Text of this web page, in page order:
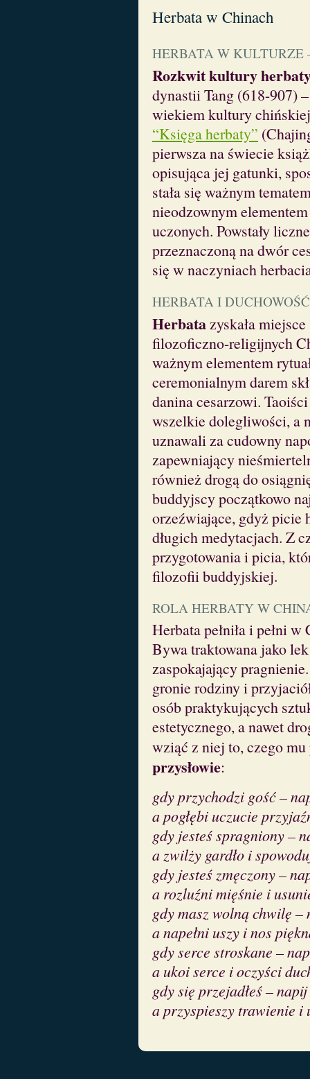
Herbata w Chinach
HERBATA W KULTURZE
Rozkwit kultury
dynastii Tang (618-907)
wiekiem kultury
“Księga herbaty”
pierwsza na świecie
opisująca jej gatunki,
stała się ważnym
nieodzownym
uczonych. Powstały
przeznaczoną na dwór
się w naczyniach
HERBATA I DUCHOWOŚĆ
Herbatazyskała
filozoficzno-religijnych
ważnym elementem
ceremonialnym darem
danina cesarzowi.
wszelkie dolegliwości, a
uznawali za cudowny
zapewniający
również drogą do
buddyjscy początkowo
orzeźwiające, gdyż picie
długich medytacjach. Z
przygotowania i picia,
filozofii buddyjskiej.
ROLA HERBATY W
Herbata pełniła i pełni
Bywa traktowana jako
zaspokajający
gronie rodziny i
osób praktykujących
estetycznego, a nawet
wziąć z niej to, czego
przysłowie:
gdy przychodzi gość –
a pogłębi uczucie
gdy jesteś spragniony –
a zwilży gardło i
gdy jesteś zmęczony –
a rozluźni mięśnie i
gdy masz wolną chwilę –
a napełni uszy i nos
gdy serce stroskane –
a ukoi serce i oczyści
gdy się przejadłeś –
a przyspieszy trawienie i